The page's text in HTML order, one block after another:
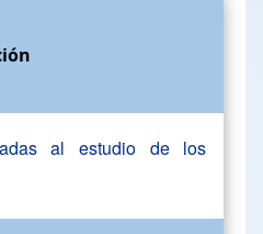
al estudio de los